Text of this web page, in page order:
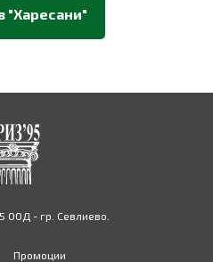
"Харесани"
ООД - гр. Севлиево.
Промоции